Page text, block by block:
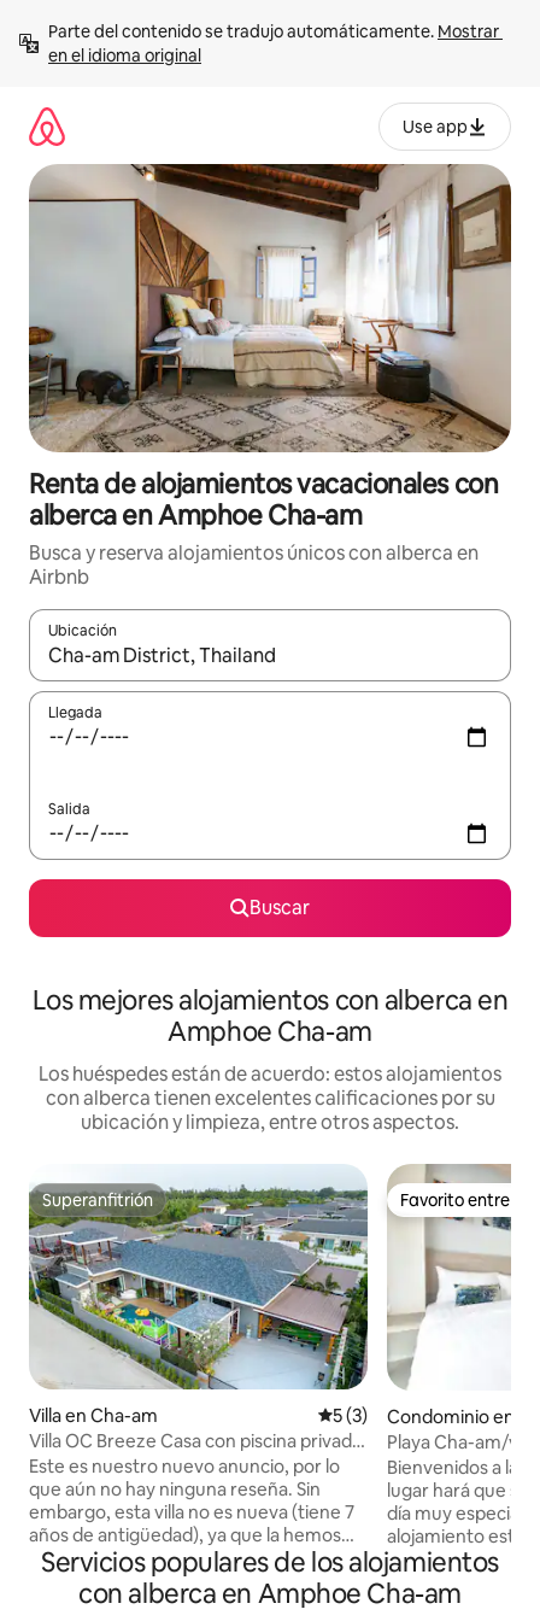
contenido
Parte del contenido se tradujo automáticamente. Mostrar
en el idioma original
Use app
Renta de alojamientos vacacionales con
alberca en Amphoe Cha-am
Busca y reserva alojamientos únicos con alberca en
Airbnb
Ubicación
Cuando los resultados estén disponibles, podrás navegar
Llegada
Salida
Buscar
Los mejores alojamientos con alberca en
Amphoe Cha-am
Los huéspedes están de acuerdo: estos alojamientos
con alberca tienen excelentes calificaciones por su
ubicación y limpieza, entre otros aspectos.
Superanfitrión
Superanfitrión
Villa en Cha-am Calificación promedio: 5
5 (3)
Villa OC Breeze Casa con piscina privada
y 3 dormi
Este es nuestro nuevo anuncio, por lo
que aún no hay ninguna reseña. Sin
embargo, esta villa no es nueva (tiene 7
años de antigüedad), ya que la hemos
comprado a otro propietario
recientemente. Hemos actualizado la
lista para mantener nuestro alto nivel.
Favorito entre
Favorito entre
Condominio en
Playa Cha-am/
de Hua Hin
Bienvenidos a la
lugar hará que
día muy especial y
alojamiento está
de Cha-am. Solo
puerta del
el mar. Si quieres
Servicios populares de los alojamientos
con alberca en Amphoe Cha-am